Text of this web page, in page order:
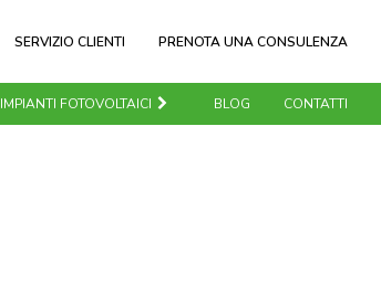
SERVIZIO CLIENTI PRENOTA UNA CONSULENZA
IMPIANTI FOTOVOLTAICI BLOG CONTATTI